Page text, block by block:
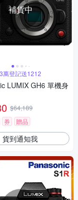
補貨中
萬登記送1212
LUMIX GH6 單機身
$64,189
券 贈品
貨到通知我